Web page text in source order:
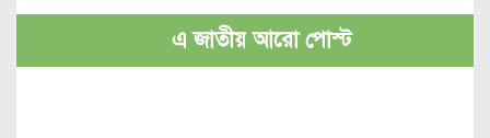
এ জাতীয় আরো পোস্ট